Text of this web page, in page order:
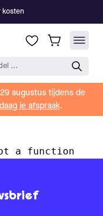
kosten
...
augustus tijdens de
je afspraak.
a function